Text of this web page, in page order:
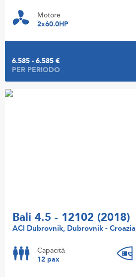
Motore
2x60.0HP
6.585 - 6.585 €
PER PERIODO
Bali 4.5 - 12102 (2018)
ACI Dubrovnik, Dubrovnik - Croazia
Capacità
12 pax